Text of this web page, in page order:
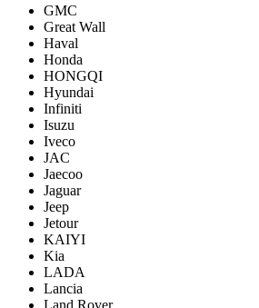
GMC
Great Wall
Haval
Honda
HONGQI
Hyundai
Infiniti
Isuzu
Iveco
JAC
Jaecoo
Jaguar
Jeep
Jetour
KAIYI
Kia
LADA
Lancia
Land Rover